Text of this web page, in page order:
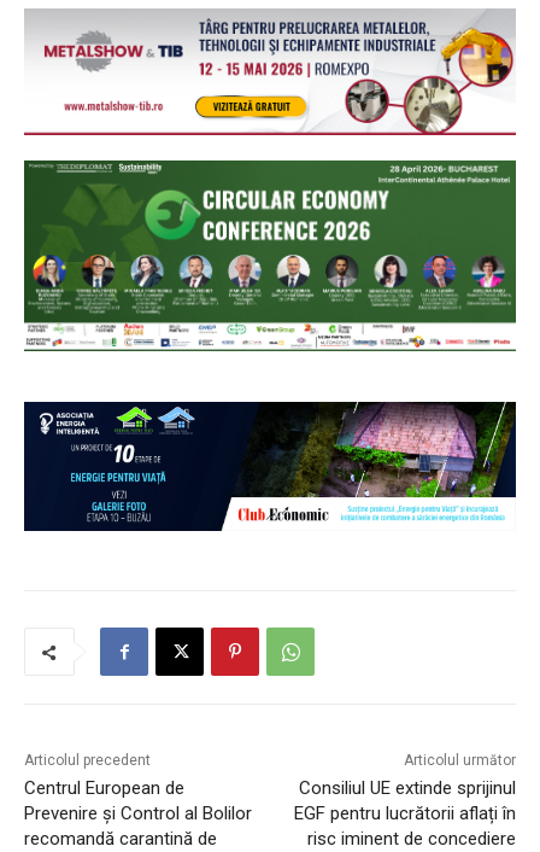
Articolul precedent
Centrul European de
Prevenire și Control al Bolilor
recomandă carantină de
Articolul următor
Consiliul UE extinde sprijinul
EGF pentru lucrătorii aflați în
risc iminent de concediere